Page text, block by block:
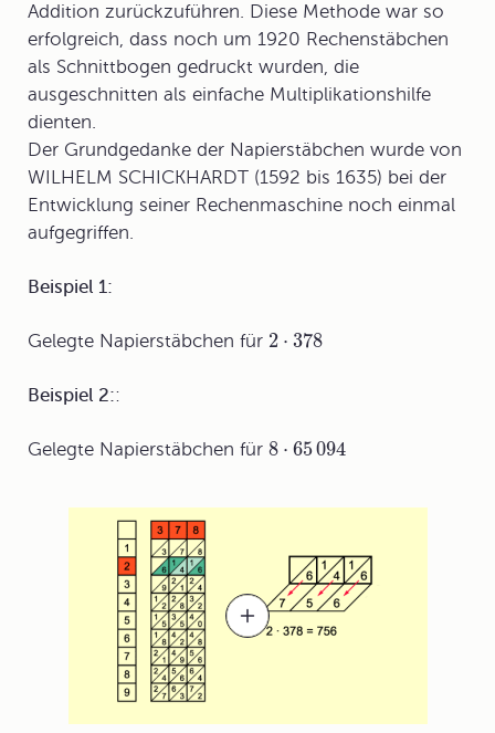
Addition zurückzuführen. Diese Methode war so
erfolgreich, dass noch um 1920 Rechenstäbchen
als Schnittbogen gedruckt wurden, die
ausgeschnitten als einfache Multiplikationshilfe
dienten.
Der Grundgedanke der Napierstäbchen wurde von
WILHELM SCHICKHARDT (1592 bis 1635) bei der
Entwicklung seiner Rechenmaschine noch einmal
aufgegriffen.
Beispiel 1:
Gelegte Napierstäbchen für 2 ⋅ 378
Beispiel 2::
Gelegte Napierstäbchen für 8 ⋅ 65094